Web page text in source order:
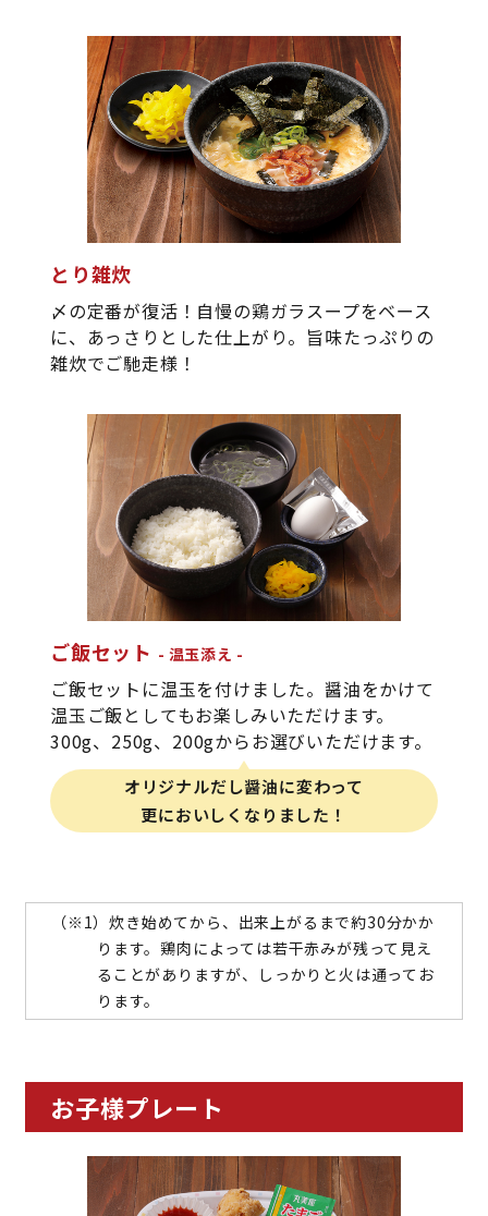
とり雑炊
〆の定番が復活！自慢の鶏ガラスープをベース
に、あっさりとした仕上がり。旨味たっぷりの
雑炊でご馳走様！
ご飯セット 温玉添え
ご飯セットに温玉を付けました。醤油をかけて
温玉ご飯としてもお楽しみいただけます。
300g、250g、200gからお選びいただけます。
オリジナルだし醤油に変わって
更においしくなりました！
炊き始めてから、出来上がるまで約30分かか
ります。鶏肉によっては若干赤みが残って見え
ることがありますが、しっかりと火は通ってお
ります。
お子様プレート